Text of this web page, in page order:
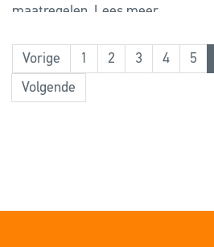
maatregelen. Lees meer
Vorige 1 2 3 4 5
Volgende